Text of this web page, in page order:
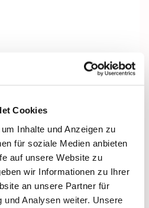
Cookies
Inhalte und Anzeigen zu
für soziale Medien anbieten
auf unsere Website zu
wir Informationen zu Ihrer
an unsere Partner für
und Analysen weiter. Unsere